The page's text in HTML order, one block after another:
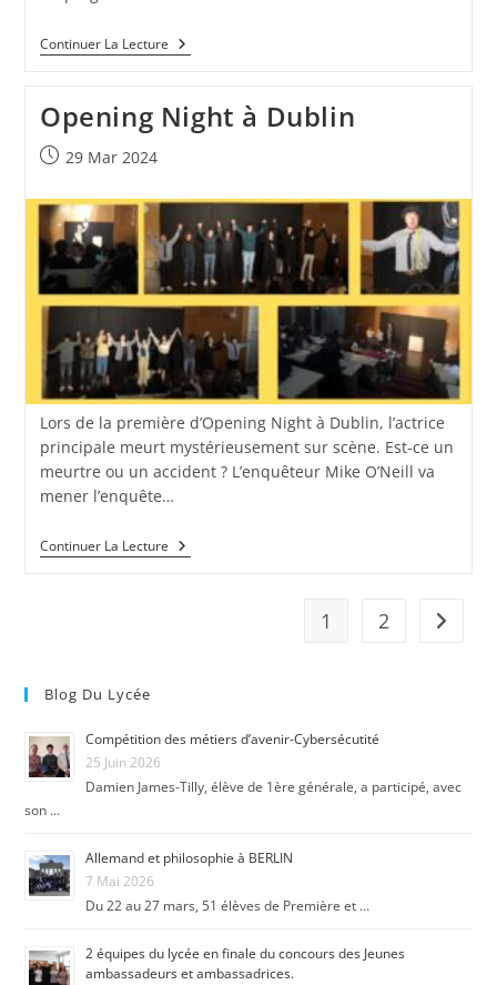
Continuer La Lecture
Opening Night à Dublin
29 Mar 2024
Lors de la première d’Opening Night à Dublin, l’actrice
principale meurt mystérieusement sur scène. Est-ce un
meurtre ou un accident ? L’enquêteur Mike O’Neill va
mener l’enquête…
Continuer La Lecture
1 2
Blog Du Lycée
Compétition des métiers d’avenir-Cybersécutité
25 Juin 2026
Damien James-Tilly, élève de 1ère générale, a participé, avec
son …
Allemand et philosophie à BERLIN
7 Mai 2026
Du 22 au 27 mars, 51 élèves de Première et …
2 équipes du lycée en finale du concours des Jeunes
ambassadeurs et ambassadrices.